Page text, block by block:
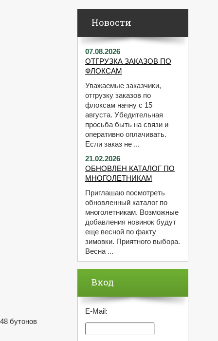
бутонов
Новости
07.08.2026
ОТГРУЗКА ЗАКАЗОВ ПО
ФЛОКСАМ
Уважаемые заказчики,
отгрузку заказов по
флоксам начну с 15
августа. Убедительная
просьба быть на связи и
оперативно оплачивать.
Если заказ не ...
21.02.2026
ОБНОВЛЕН КАТАЛОГ ПО
МНОГОЛЕТНИКАМ
Приглашаю посмотреть
обновленный каталог по
многолетникам. Возможные
добавления новинок будут
еще весной по факту
зимовки. Приятного выбора.
Весна ...
Вход
E-Mail: